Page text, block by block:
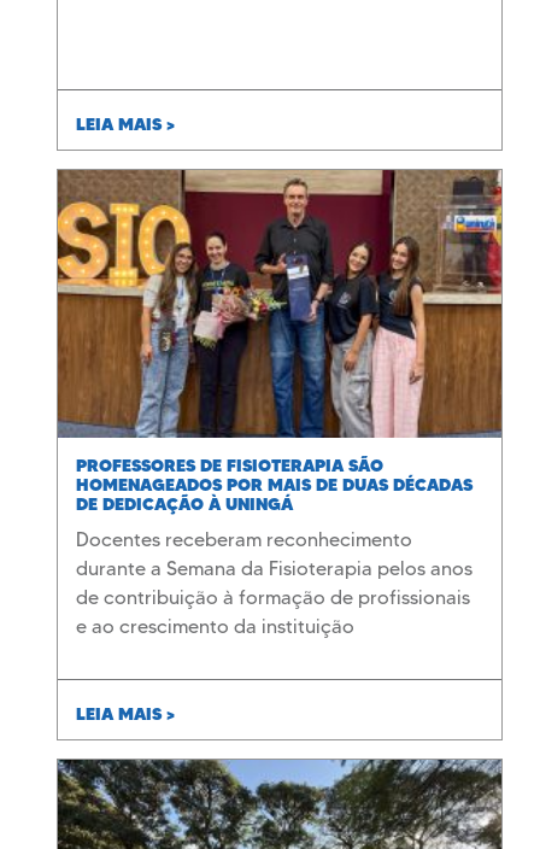
LEIA MAIS >
PROFESSORES DE FISIOTERAPIA SÃO
HOMENAGEADOS POR MAIS DE DUAS DÉCADAS
DE DEDICAÇÃO À UNINGÁ
Docentes receberam reconhecimento
durante a Semana da Fisioterapia pelos anos
de contribuição à formação de profissionais
e ao crescimento da instituição
LEIA MAIS >